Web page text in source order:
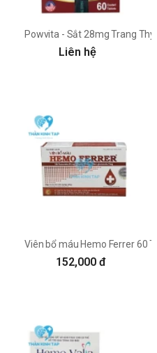
Powvita - Sắt 28mg Trang Thy
Liên hệ
Viên bổ máu Hemo Ferrer 60
152,000 đ